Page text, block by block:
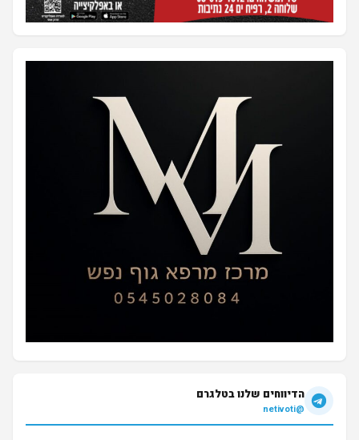
הדיווחים שלנו בטלגרם
@netivoti